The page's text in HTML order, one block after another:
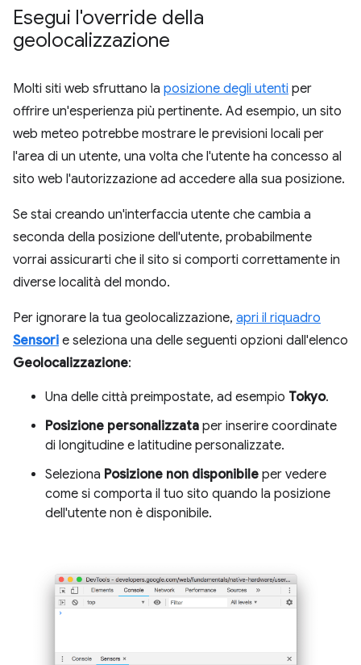
Esegui l'override della
geolocalizzazione
Molti siti web sfruttano la posizione degli utenti per
offrire un'esperienza più pertinente. Ad esempio, un sito
web meteo potrebbe mostrare le previsioni locali per
l'area di un utente, una volta che l'utente ha concesso al
sito web l'autorizzazione ad accedere alla sua posizione.
Se stai creando un'interfaccia utente che cambia a
seconda della posizione dell'utente, probabilmente
vorrai assicurarti che il sito si comporti correttamente in
diverse località del mondo.
Per ignorare la tua geolocalizzazione, apri il riquadro
Sensori e seleziona una delle seguenti opzioni dall'elenco
Geolocalizzazione:
Una delle città preimpostate, ad esempio Tokyo.
Posizione personalizzata per inserire coordinate
di longitudine e latitudine personalizzate.
Seleziona Posizione non disponibile per vedere
come si comporta il tuo sito quando la posizione
dell'utente non è disponibile.